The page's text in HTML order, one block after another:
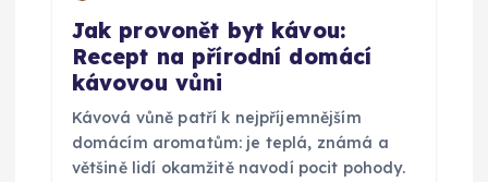
Jak provonět byt kávou:
Recept na přírodní domácí
kávovou vůni
Kávová vůně patří k nejpříjemnějším
domácím aromatům: je teplá, známá a
většině lidí okamžitě navodí pocit pohody.